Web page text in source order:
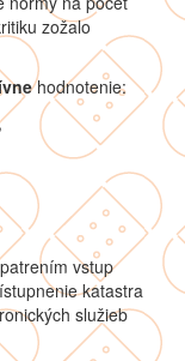
zožalo
hodnotenie:
vstup
katastra
služieb